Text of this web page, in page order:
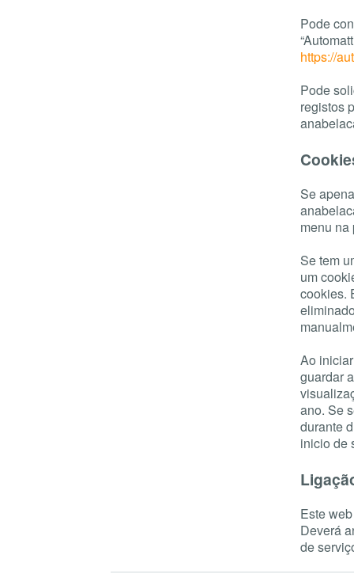
Pode
https://
Pode
registos
Se
menu na
Se tem
um
cookies.
Ao
guardar
ano. Se
durante
inicio de
Este
Deverá
de